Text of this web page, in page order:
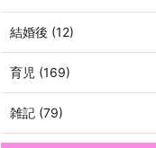
結婚後 (12)
育児 (169)
雑記 (79)